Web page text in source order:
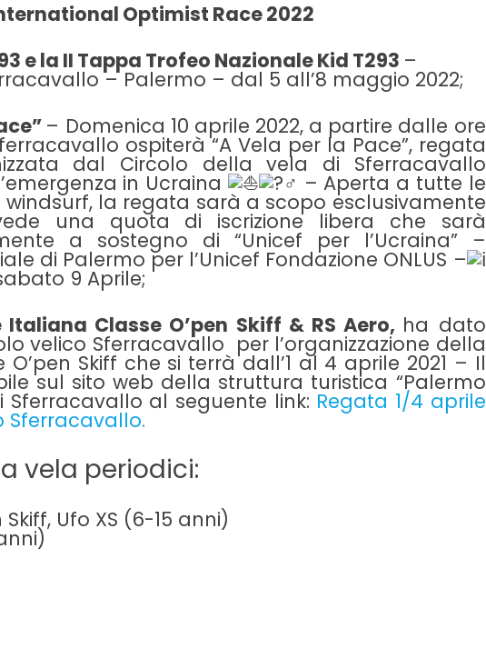
Optimist Race 2022
e la II Tappa Trofeo Nazionale Kid T293 –
– Palermo – dal 5 all’8 maggio 2022;
– Domenica 10 aprile 2022, a partire dalle ore
ospiterà “A Vela per la Pace”, regata
dal Circolo della vela di Sferracavallo
in Ucraina –Aperta a tutte le
windsurf, la regata sarà a scopo esclusivamente
una quota di iscrizione libera che sarà
a sostegno di “Unicef per l’Ucraina” –
di Palermo per l’Unicef Fondazione ONLUS –
9 Aprile;
Italiana Classe O’pen Skiff & RS Aero, ha dato
velico Sferracavallo per l’organizzazione della
Skiff che si terrà dall’1 al 4 aprile 2021 – Il
sul sito web della struttura turistica “Palermo
Sferracavallo al seguente link: Regata 1/4 aprile
Sferracavallo.
vela periodici:
Ufo XS (6-15 anni)